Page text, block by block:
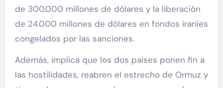
de 300.000 millones de dólares y la liberación
de 24.000 millones de dólares en fondos iraníes
congelados por las sanciones.
Además, implica que los dos países ponen fin a
las hostilidades, reabren el estrecho de Ormuz y